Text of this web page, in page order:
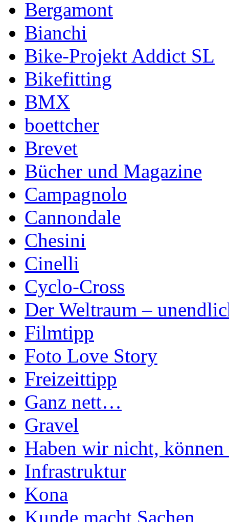
Bergamont
Bianchi
Bike-Projekt Addict SL
Bikefitting
BMX
boettcher
Brevet
Bücher und Magazine
Campagnolo
Cannondale
Chesini
Cinelli
Cyclo-Cross
Der Weltraum –
Filmtipp
Foto Love Story
Freizeittipp
Ganz nett…
Gravel
Haben wir nicht,
Infrastruktur
Kona
Kunde macht Sachen